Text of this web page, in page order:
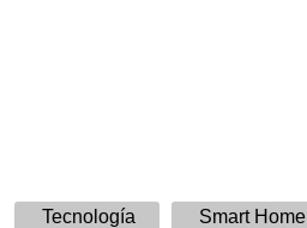
Tecnología Smart Home